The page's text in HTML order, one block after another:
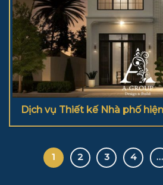
Dịch vụ Thiết kế Nhà phố
1 2 3 4 …